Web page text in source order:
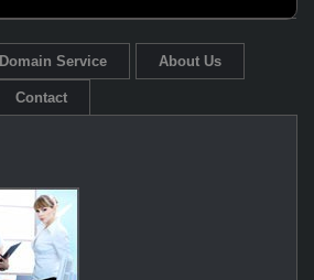
Domain Service About Us
Contact